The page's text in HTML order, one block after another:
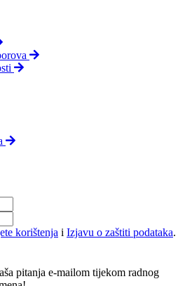
korištenja i Izjavu o zaštiti podataka.
pitanja e-mailom tijekom radnog